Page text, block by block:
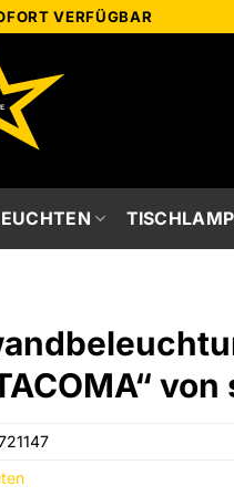
VERFÜGBAR